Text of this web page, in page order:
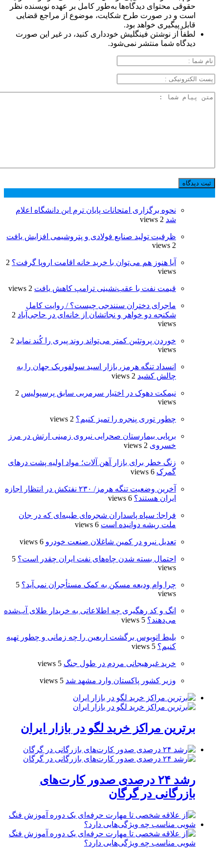
حقوقی محتوای دیدگاه‌ها به‌طور کامل بر عهده نویسنده نظر
است و در صورت طرح شکایت، موضوع از مراجع قضایی
قابل پیگیری خواهد بود.
لطفاً از نوشتن فینگلیش خودداری کنید، در غیر این صورت
دیدگاه شما منتشر نمی‌شود.
نحوه برگزاری امتحانات پایان ترم این دانشگاه اعلام
شد 2 views
ظرفیت تولید صنایع فولادی و پتروشیمی افزایش یافت
2 views
آیا هنوز هم می‌توان با خرید خانه اقامت اروپا گرفت؟ 2
views
قیمت نفت با عقب‌نشینی ترامپ کاهش یافت 2 views
ماجرای دختران سنندجی چیست؟ / روایت کامل
شکنجه دو خواهر و نجاتشان از خانه‌ای در حاجی‌آباد 2
views
خوردن پروتئین کمتر می‌تواند روند پیری را کُند نماید 2
views
انسداد تنگه هرمز، بازار اسید سولفوریک جهان را به
چالش کشید 2 views
نیمکت دهوک در اختیار سرمربی سابق پرسپولیس 2
views
چطور توری پنجره را تمیز کنیم؟ 2 views
برپایی بیمارستان صحرایی نیروی زمینی ارتش در مرز
خسروی 2 views
زنگ خطر برای بازار آهن آلات؛ مواد اولیه پشت درهای
گمرک 6 views
آخرین وضعیت تنگه هرمز/ ۲۳۰ نفتکش در انتظار اجازه
ایران هستند؟ 6 views
فراجا: سپاه پاسداران شجره‌ای طیبه‌ای که در جان
ملت ریشه دوانیده است 6 views
تعدیل نیرو در کمین شاغلان صنعت خودرو 6 views
احتمال بسته شدن چاه‌های نفت ایران چقدر است؟ 5
views
چرا وام ودیعه مسکن به کمک مستأجران نمی‌آید؟ 5
views
انگ و کد رهگیری چه اطلاعاتی به خریدار طلای آب‌شده
می‌دهند؟ 5 views
بلیط اتوبوس برگشت اربعین را چه زمانی و چطور تهیه
کنیم؟ 5 views
خرید غیرهیجانی مردم در طول جنگ 5 views
وزیر کشور پاکستان وارد مشهد شد 5 views
برترین مراکز خرید لگو در بازار ایران
رشد ۲۴ درصدی صدور کارت‌های
بازرگانی در گرگان